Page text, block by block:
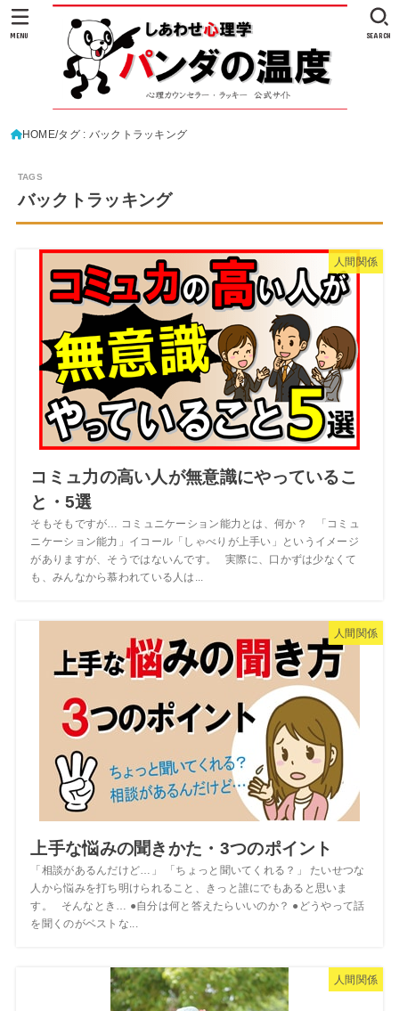
SEARCH
MENU
HOME タグ : バックトラッキング
バックトラッキング
人間関係
コミュ力の高い人が無意識にやっているこ
と・5選
そもそもですが… コミュニケーション能力とは、何か？ 「コミュ
ニケーション能力」イコール「しゃべりが上手い」というイメージ
がありますが、そうではないんです。 実際に、口かずは少なくて
も、みんなから慕われている人は...
人間関係
上手な悩みの聞きかた・3つのポイント
「相談があるんだけど…」 「ちょっと聞いてくれる？」 たいせつな
人から悩みを打ち明けられること、きっと誰にでもあると思いま
す。 そんなとき… ●自分は何と答えたらいいのか？ ●どうやって話
を聞くのがベストな...
人間関係